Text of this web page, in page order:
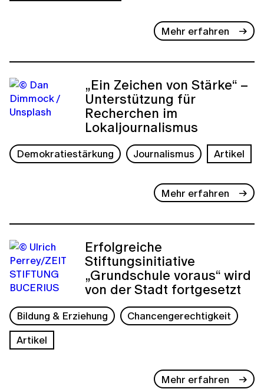
Mehr erfahren
„Ein Zeichen von Stärke“ –
Unterstützung für
Recherchen im
Lokaljournalismus
Demokratiestärkung Journalismus Artikel
Mehr erfahren
Erfolgreiche
Stiftungsinitiative
„Grundschule voraus“ wird
von der Stadt fortgesetzt
Bildung & Erziehung
Chancengerechtigkeit
Artikel
Mehr erfahren